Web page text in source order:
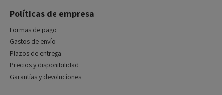
Políticas de empresa
Formas de pago
Gastos de envío
Plazos de entrega
Precios y disponibilidad
Garantías y devoluciones